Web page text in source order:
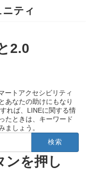
ティ
2.0
ートアクセシビリティ
あなたの助けにもなり
れば、LINEに関する情
たときは、キーワード
ましょう。
ンを押し